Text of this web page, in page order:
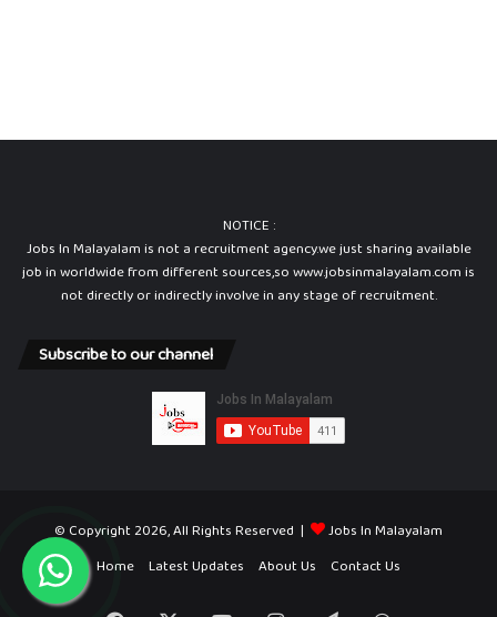
NOTICE :
Jobs In Malayalam is not a recruitment agency.we just sharing available
job in worldwide from different sources,so www.jobsinmalayalam.com is
not directly or indirectly involve in any stage of recruitment.
Subscribe to our channel
© Copyright 2026, All Rights Reserved |
Jobs In Malayalam
Home
Latest Updates About Us Contact Us